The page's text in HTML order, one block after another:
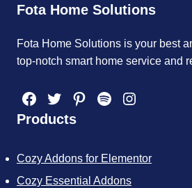
Fota Home Solutions
Fota Home Solutions is your best
top-notch smart home service and
Facebook Twitter Pinterest Spotify Instagram
Products
Cozy Addons for Elementor
Cozy Essential Addons